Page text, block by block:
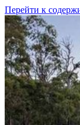
Перейти к